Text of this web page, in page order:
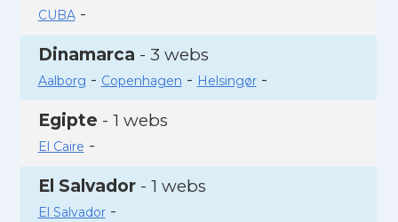
CUBA-
Dinamarca - 3 webs
Aalborg - Copenhagen - Helsingør-
Egipte - 1 webs
El Caire -
El Salvador- 1 webs
El Salvador-